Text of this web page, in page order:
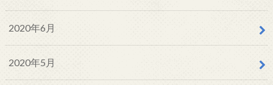
2020年6月
2020年5月